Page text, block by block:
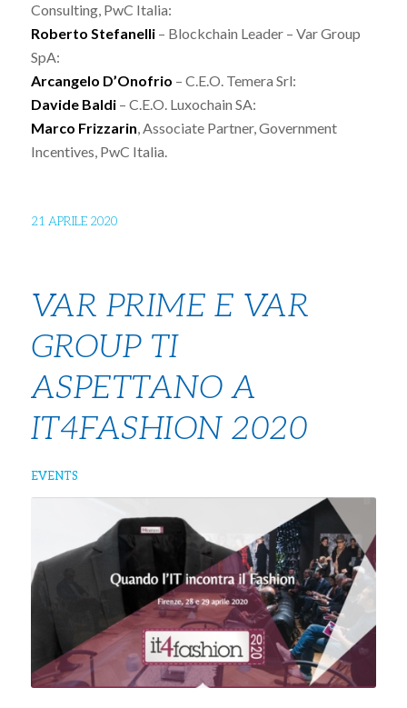
Consulting, PwC Italia:
Roberto Stefanelli– Blockchain Leader – Var Group
SpA:
Arcangelo D’Onofrio – C.E.O. Temera Srl:
Davide Baldi– C.E.O. Luxochain SA:
Marco Frizzarin, Associate Partner, Government
Incentives, PwC Italia.
21 APRILE 2020
VAR PRIME E VAR
GROUP TI
ASPETTANO A
IT4FASHION 2020
EVENTS